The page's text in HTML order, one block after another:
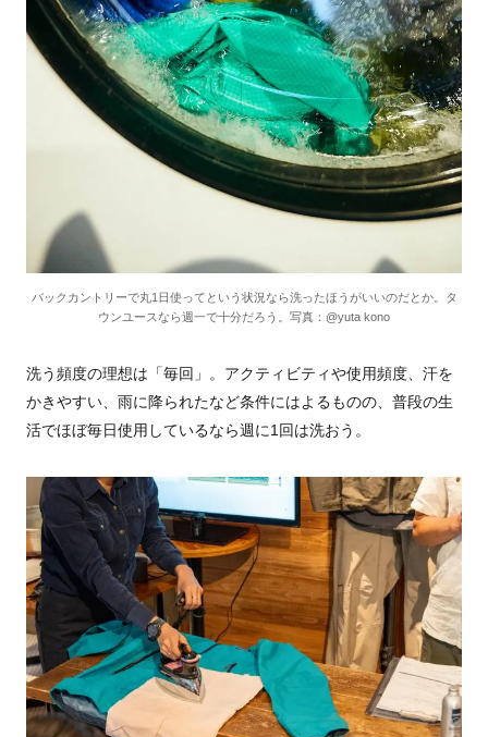
バックカントリーで丸1日使ってという状況なら洗ったほうがいいのだとか。タ
ウンユースなら週一で十分だろう。写真：@yuta kono
洗う頻度の理想は「毎回」。アクティビティや使用頻度、汗を
かきやすい、雨に降られたなど条件にはよるものの、普段の生
活でほぼ毎日使用しているなら週に1回は洗おう。